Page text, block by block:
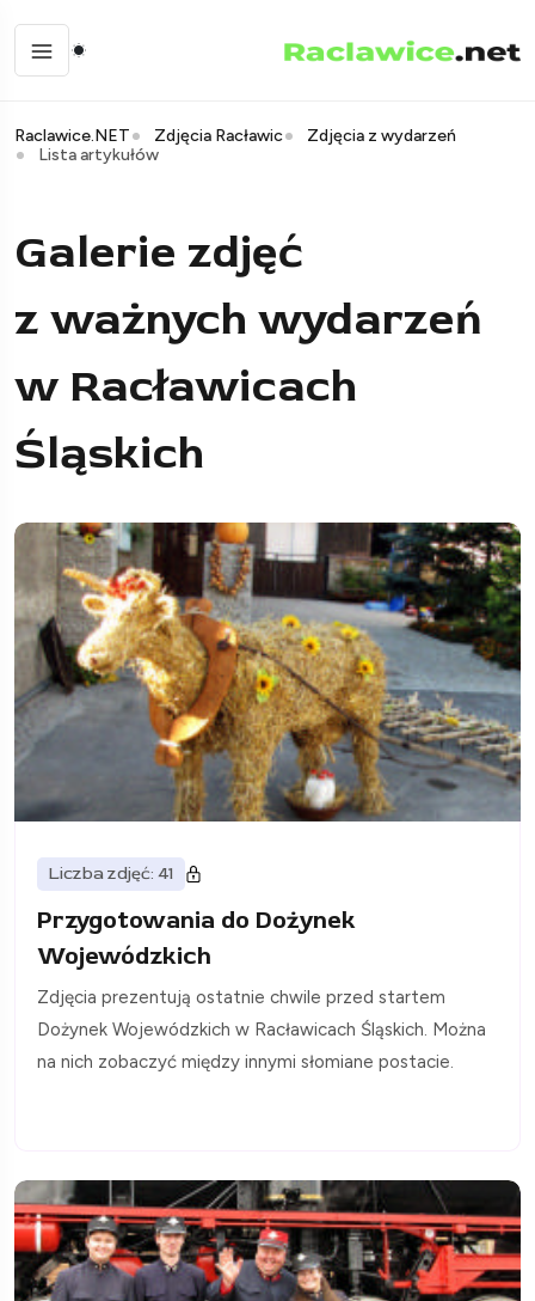
Raclawice.NET Zdjęcia Racławic
Zdjęcia z wydarzeń
Lista artykułów
Galerie zdjęć
z ważnych wydarzeń
w Racławicach
Śląskich
Liczba zdjęć: 41
Przygotowania do Dożynek
Wojewódzkich
Zdjęcia prezentują ostatnie chwile przed startem
Dożynek Wojewódzkich w Racławicach Śląskich. Można
na nich zobaczyć między innymi słomiane postacie.